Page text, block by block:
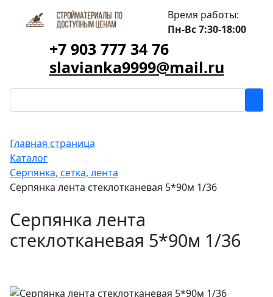
Время работы:
Пн-Вс 7:30-18:00
+7 903 777 34 76
slavianka9999@mail.ru
Главная страница
Каталог
Серпянка, сетка, лента
Серпянка лента стеклотканевая 5*90м 1/36
Серпянка лента
стеклотканевая 5*90м 1/36